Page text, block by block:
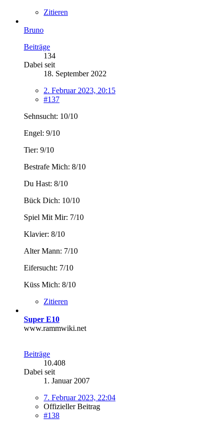
Zitieren
Bruno
Beiträge
134
Dabei seit
18. September 2022
2. Februar 2023, 20:15
#137
Sehnsucht: 10/10
Engel: 9/10
Tier: 9/10
Bestrafe Mich: 8/10
Du Hast: 8/10
Bück Dich: 10/10
Spiel Mit Mir: 7/10
Klavier: 8/10
Alter Mann: 7/10
Eifersucht: 7/10
Küss Mich: 8/10
Zitieren
Super E10
www.rammwiki.net
Beiträge
10.408
Dabei seit
1. Januar 2007
7. Februar 2023, 22:04
Offizieller Beitrag
#138